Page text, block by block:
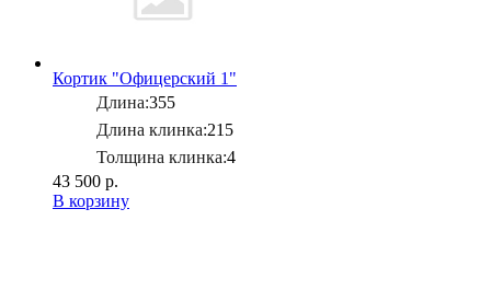
Кортик "Офицерский 1"
Длина:355
Длина клинка:215
Толщина клинка:4
43 500 р.
В корзину